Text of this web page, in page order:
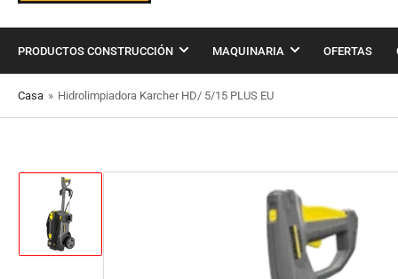
PRODUCTOS CONSTRUCCIÓN MAQUINARIA OFERTAS
Casa » Hidrolimpiadora Karcher HD/ 5/15 PLUS EU
Cargar
imagen
1
en